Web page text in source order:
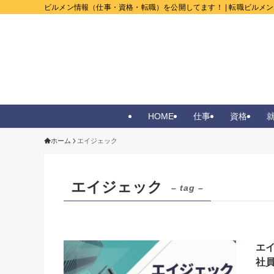
ビルメン情報（仕事・資格・転職）を公開してます！ | 転職ビルメ
HOME 仕事 資格
ホーム エイジェック
エイジェック – tag –
エ
社